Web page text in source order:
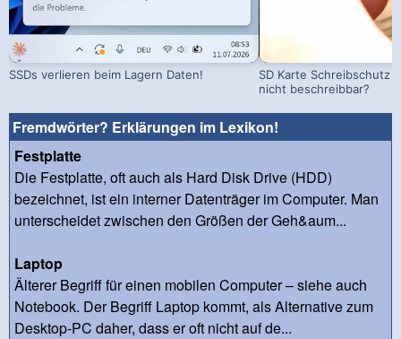
SSDs verlieren beim Lagern Daten!
SD Karte Schreibschutz
nicht beschreibbar?
Fremdwörter? Erklärungen im Lexikon!
Festplatte
Die Festplatte, oft auch als Hard Disk Drive (HDD)
bezeichnet, ist ein interner Datenträger im Computer. Man
unterscheidet zwischen den Größen der Geh&aum...
Laptop
Älterer Begriff für einen mobilen Computer – siehe auch
Notebook. Der Begriff Laptop kommt, als Alternative zum
Desktop-PC daher, dass er oft nicht auf de...